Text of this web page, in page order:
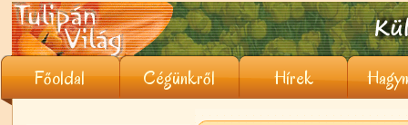
Főoldal Cégünkről Hírek